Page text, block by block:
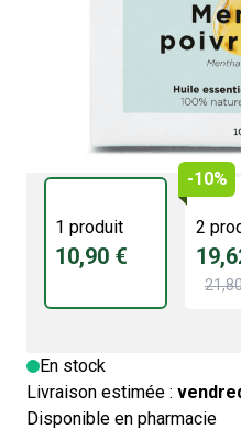
100% Naturelle et Pure
1 produit
10,90 €
-10%
2
En stock
Livraison estimée :
Disponible en pharmacie